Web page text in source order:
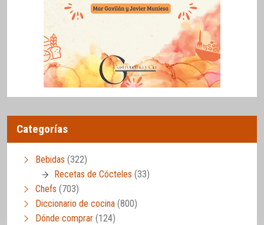
Categorías
Bebidas (322)
Recetas de Cócteles (33)
Chefs (703)
Diccionario de cocina (800)
Dónde comprar (124)